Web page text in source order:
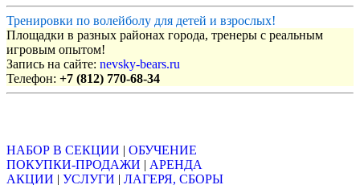
Тренировки по волейболу для детей и взрослых!
Площадки в разных районах города, тренеры с реальным
игровым опытом!
Запись на сайте: nevsky-bears.ru
Телефон: +7 (812) 770-68-34
НАБОР В СЕКЦИИ | ОБУЧЕНИЕ
ПОКУПКИ-ПРОДАЖИ | АРЕНДА
АКЦИИ | УСЛУГИ | ЛАГЕРЯ, СБОРЫ